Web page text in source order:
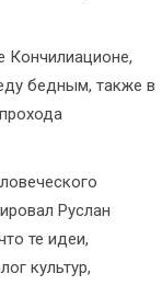
Кончилиационе,
бедным, также в
Руслан
те идеи,
культур,